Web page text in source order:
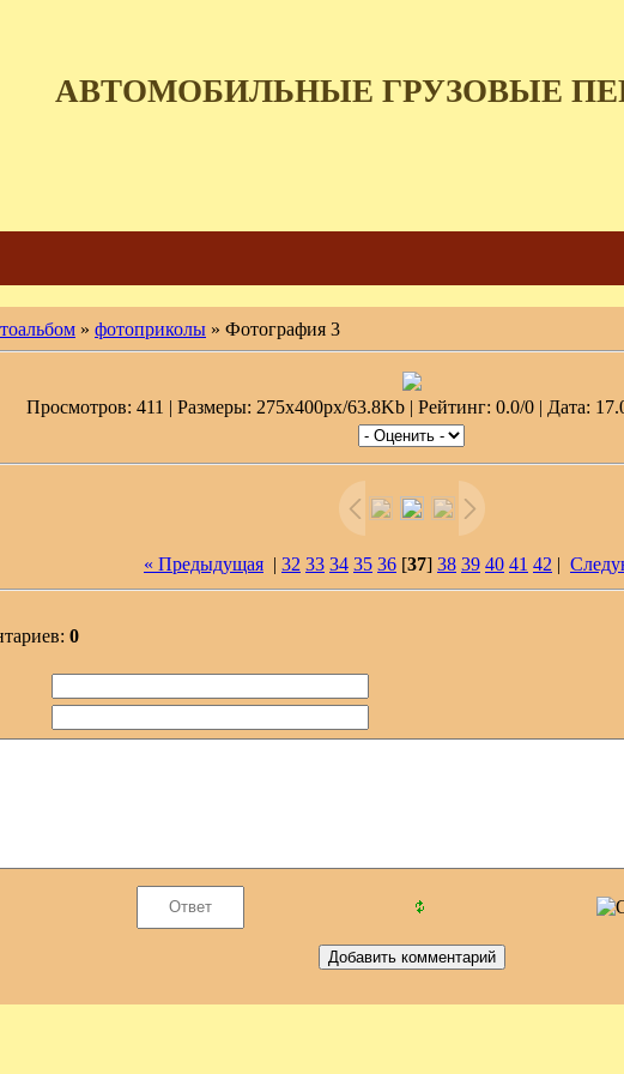
АВТОМОБИЛЬНЫЕ ГРУЗОВЫЕ
» фотоприколы » Фотография 3
Просмотров: 411 | Размеры: 275x400px/63.8Kb | Рейтинг: 0.0/0 | Дата:
« Предыдущая | 32 33 34 35 36 [37] 38 39 40 41 42 |
0